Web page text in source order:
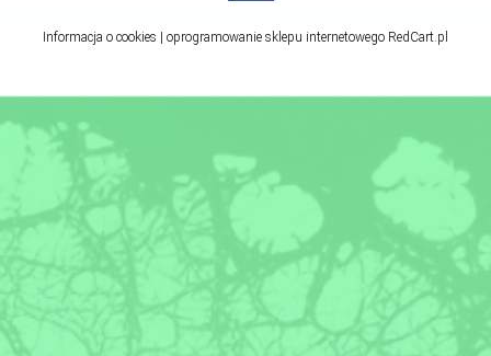
Informacja o cookies | oprogramowanie sklepu internetowego RedCart.pl